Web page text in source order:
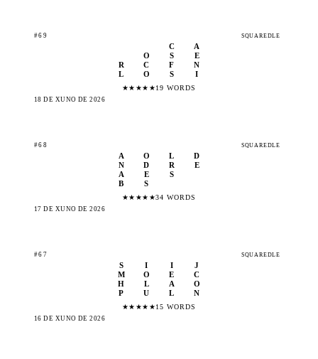
#69 SQUAREDLE
C
A
O
S
E
R
C F
N
L
O S I
★★ ★★ ★19 WORDS
18 DE XUÑO DE 2026
#68 SQUAREDLE
A O L
D
N
D R
E
A
E
S
B
S
★★ ★★ ★34 WORDS
17 DE XUÑO DE 2026
#67 SQUAREDLE
S I I
J
M
O E
C
H
L A
O
P
U L N
★★ ★★ ★15 WORDS
16 DE XUÑO DE 2026